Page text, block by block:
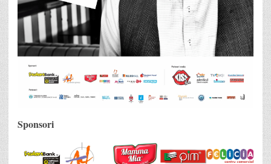
Sponsori